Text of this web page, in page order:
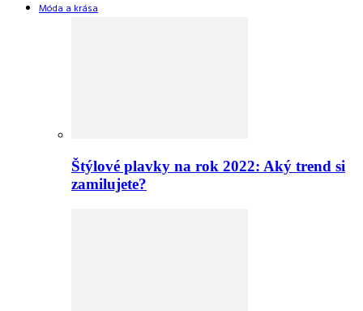
Móda a krása
Štýlové plavky na rok 2022: Aký trend si
zamilujete?